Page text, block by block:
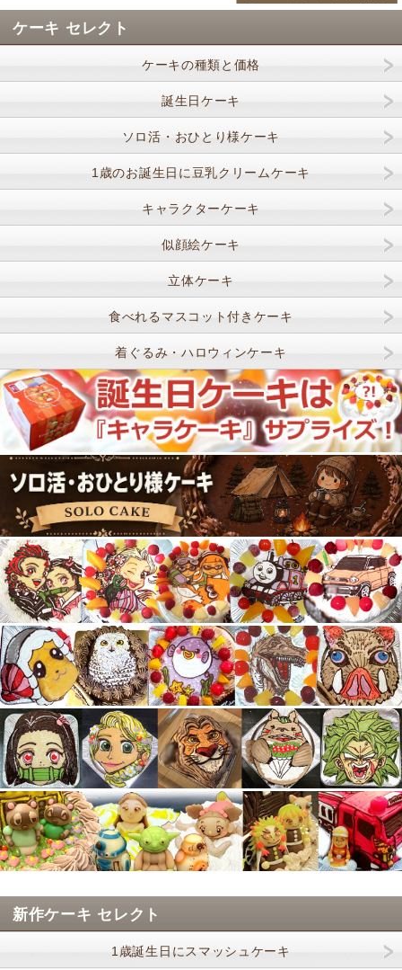
ケーキ セレクト
ケーキの種類と価格
誕生日ケーキ
ソロ活・おひとり様ケーキ
1歳のお誕生日に豆乳クリームケーキ
キャラクターケーキ
似顔絵ケーキ
立体ケーキ
食べれるマスコット付きケーキ
着ぐるみ・ハロウィンケーキ
新作ケーキ セレクト
1歳誕生日にスマッシュケーキ